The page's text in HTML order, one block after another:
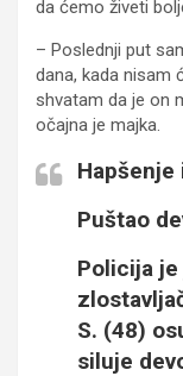
da ćemo živeti
– Poslednji put
dana, kada nisam
shvatam da je on
očajna je majka.
Hapšenje
Puštao
Policija
S. (48)
siluje